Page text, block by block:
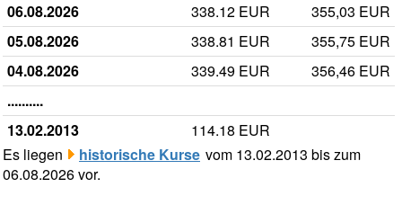
06.08.2026 338.12 EUR
355,03 EUR
05.08.2026
338.81 EUR
355,75 EUR
04.08.2026
339.49 EUR
356,46 EUR
..........
13.02.2013
114.18 EUR
Es liegen
historische Kurse vom 13.02.2013 bis zum
06.08.2026 vor.